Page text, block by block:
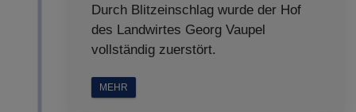
Durch Blitzeinschlag wurde der Hof
des Landwirtes Georg Vaupel
vollständig zuerstört.
MEHR